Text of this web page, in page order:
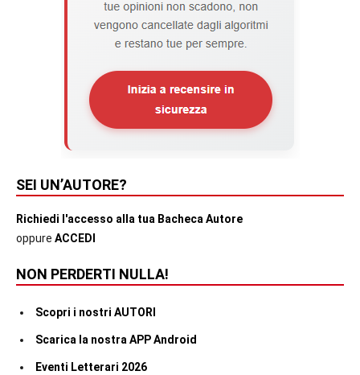
SEI UN’AUTORE?
Richiedi l'accesso alla tua Bacheca Autore
oppure ACCEDI
NON PERDERTI NULLA!
Scopri i nostri AUTORI
Scarica la nostra APP Android
Eventi Letterari 2026